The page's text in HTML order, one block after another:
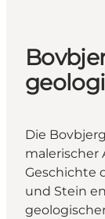
Die
malerischer
Geschichte
und Stein